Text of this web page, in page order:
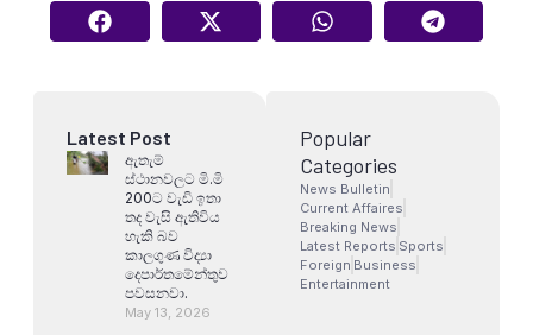
Latest Post
ඇතැම්
ස්ථානවලට මි.මි
200ට වැඩි ඉතා
තද වැසි ඇතිවිය
හැකි බව
කාලගුණ විද්‍යා
දෙපාර්තමේන්තුව
පවසනවා.
May 13, 2026
Popular
Categories
News Bulletin
Current Affaires
Breaking News
Latest Reports Sports
Foreign Business
Entertainment